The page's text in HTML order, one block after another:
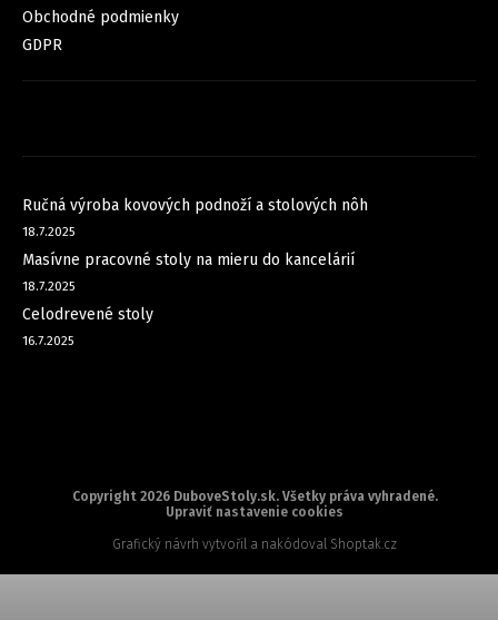
Obchodné podmienky
GDPR
Ručná výroba kovových podnoží a stolových nôh
18.7.2025
Masívne pracovné stoly na mieru do kancelárií
18.7.2025
Celodrevené stoly
16.7.2025
Copyright 2026 DuboveStoly.sk. Všetky práva vyhradené.
Upraviť nastavenie cookies
Grafický návrh vytvořil a nakódoval Shoptak.cz